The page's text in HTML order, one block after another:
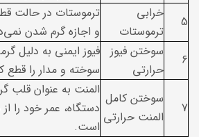
5
خرابی
ترموستات
ترموستات در حالت
و اجازه گرم شدن
6
سوختن فیوز
حرارتی
فیوز ایمنی به دلیل
سوخته و مدار را
7
سوختن کامل
المنت حرارتی
المنت به عنوان قلب
دستگاه، عمر خود را
است.